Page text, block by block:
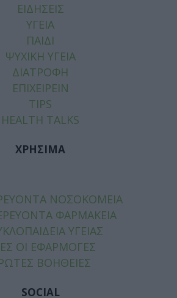
ΕΙΔΗΣΕΙΣ
ΥΓΕΙΑ
ΠΑΙΔΙ
ΨΥΧΙΚΗ ΥΓΕΙΑ
ΔΙΑΤΡΟΦΗ
ΕΠΙΧΕΙΡΕΙΝ
TIPS
HEALTH TALKS
ΧΡΗΣΙΜΑ
ΝΟΣΟΚΟΜΕΙΑ
ΦΑΡΜΑΚΕΙΑ
ΥΓΕΙΑΣ
ΟΙ ΕΦΑΡΜΟΓΕΣ
ΒΟΗΘΕΙΕΣ
SOCIAL